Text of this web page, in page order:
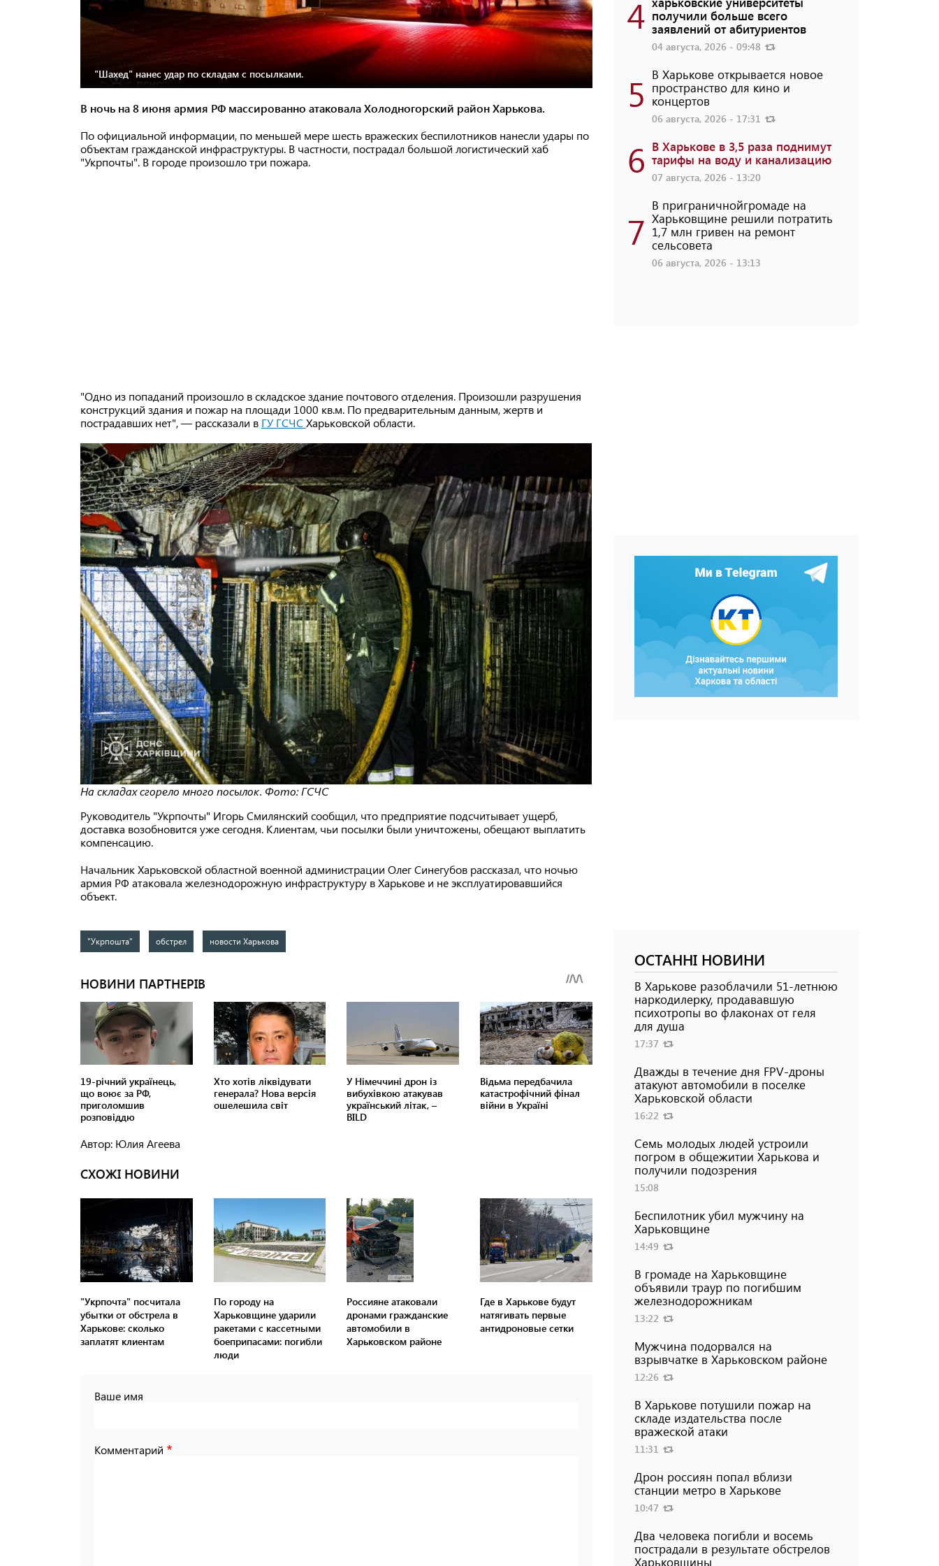
"Шахед" нанес удар по складам с посылками.
В ночь на 8 июня армия РФ массированно атаковала Холодногорский район Харькова.
По официальной информации, по меньшей мере шесть вражеских беспилотников нанесли удары по
объектам гражданской инфраструктуры. В частности, пострадал большой логистический хаб
"Укрпочты". В городе произошло три пожара.
"Одно из попаданий произошло в складское здание почтового отделения. Произошли разрушения
конструкций здания и пожар на площади 1000 кв.м. По предварительным данным, жертв и
пострадавших нет", — рассказали в ГУ ГСЧС Харьковской области.
На складах сгорело много посылок. Фото: ГСЧС
Руководитель "Укрпочты" Игорь Смилянский сообщил, что предприятие подсчитывает ущерб,
доставка возобновится уже сегодня. Клиентам, чьи посылки были уничтожены, обещают выплатить
компенсацию.
Начальник Харьковской областной военной администрации Олег Синегубов рассказал, что ночью
армия РФ атаковала железнодорожную инфраструктуру в Харькове и не эксплуатировавшийся
объект.
"Укрпошта" обстрел новости Харькова
Автор: Юлия Агеева
СХОЖІ НОВИНИ
"Укрпочта" посчитала
убытки от обстрела в
Харькове: сколько
заплатят клиентам
По городу на
Харьковщине ударили
ракетами с кассетными
боеприпасами: погибли
люди
Россияне атаковали
дронами гражданские
автомобили в
Харьковском районе
Где в Харькове будут
натягивать первые
антидроновые сетки
Ваше имя
Комментарий
4 получили больше всего
заявлений от абитуриентов
04 августа, 2026 - 09:48
5 В Харькове открывается новое
пространство для кино и
концертов
06 августа, 2026 - 17:31
6 В Харькове в 3,5 раза поднимут
тарифы на воду и канализацию
07 августа, 2026 - 13:20
7
В приграничнойгромаде на
Харьковщине решили потратить
1,7 млн ​​гривен на ремонт
сельсовета
06 августа, 2026 - 13:13
ОСТАННІ НОВИНИ
В Харькове разоблачили 51-летнюю
наркодилерку, продававшую
психотропы во флаконах от геля
для душа
17:37
Дважды в течение дня FPV-дроны
атакуют автомобили в поселке
Харьковской области
16:22
Семь молодых людей устроили
погром в общежитии Харькова и
получили подозрения
15:08
Беспилотник убил мужчину на
Харьковщине
14:49
В громаде на Харьковщине
объявили траур по погибшим
железнодорожникам
13:22
Мужчина подорвался на
взрывчатке в Харьковском районе
12:26
В Харькове потушили пожар на
складе издательства после
вражеской атаки
11:31
Дрон россиян попал вблизи
станции метро в Харькове
10:47
Два человека погибли и восемь
пострадали в результате обстрелов
Харьковщины